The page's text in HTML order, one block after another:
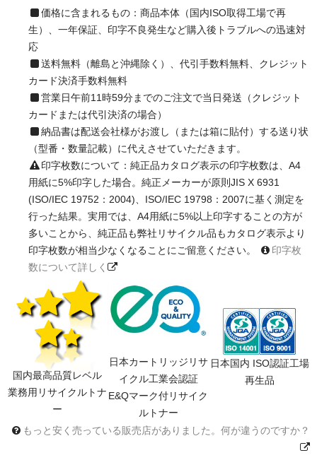
価格に含まれるもの：商品本体（国内ISO取得工場で再
生）、一年保証、印字不良発生など購入後トラブルへの迅速対
応
送料無料（離島と沖縄除く）、代引手数料無料、クレジット
カード決済手数料無料
営業日午前11時59分までのご注文で当日発送（クレジット
カードまたは代引決済の場合）
納品書は配送会社様がお渡し（または箱に貼付）する送り状
（型番・数量記載）に代えさせていただきます。
印字枚数について：純正品カタログ表示の印字枚数は、A4
用紙に5%印字した場合。純正メーカーが原則JIS X 6931
(ISO/IEC 19752：2004)、ISO/IEC 19798：2007に基く測定を
行った結果。実用では、A4用紙に5%以上印字することの方が
多いことから、純正品も弊社リサイクル品もカタログ表示より
印字枚数が相当少なくなることにご留意ください。
印字枚
数について詳しく
国内最高品質レベル
業務用リサイクルトナ
ー
日本カートリッジリサ
イクル工業会認証
E&Qマーク付リサイク
ルトナー
日本国内 ISO認証工場
再生品
もっと安く売っている販売店がありました。何が違うのですか？